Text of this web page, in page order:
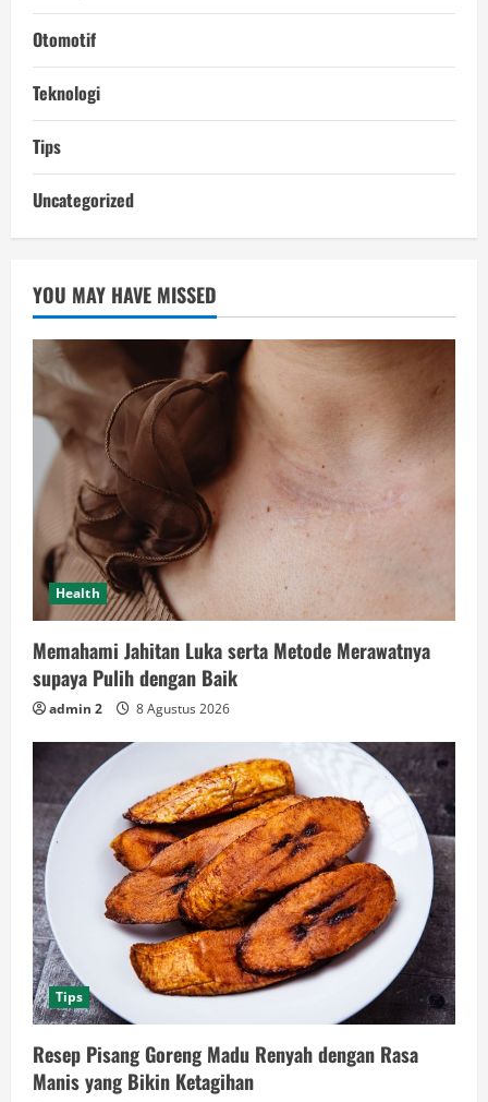
Otomotif
Teknologi
Tips
Uncategorized
YOU MAY HAVE MISSED
Health
Memahami Jahitan Luka serta Metode Merawatnya
supaya Pulih dengan Baik
admin 2 8 Agustus 2026
Tips
Resep Pisang Goreng Madu Renyah dengan Rasa
Manis yang Bikin Ketagihan